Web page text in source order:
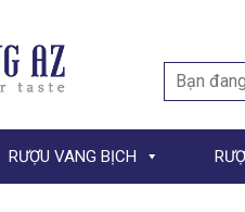
Search
for:
RƯỢU VANG BỊCH